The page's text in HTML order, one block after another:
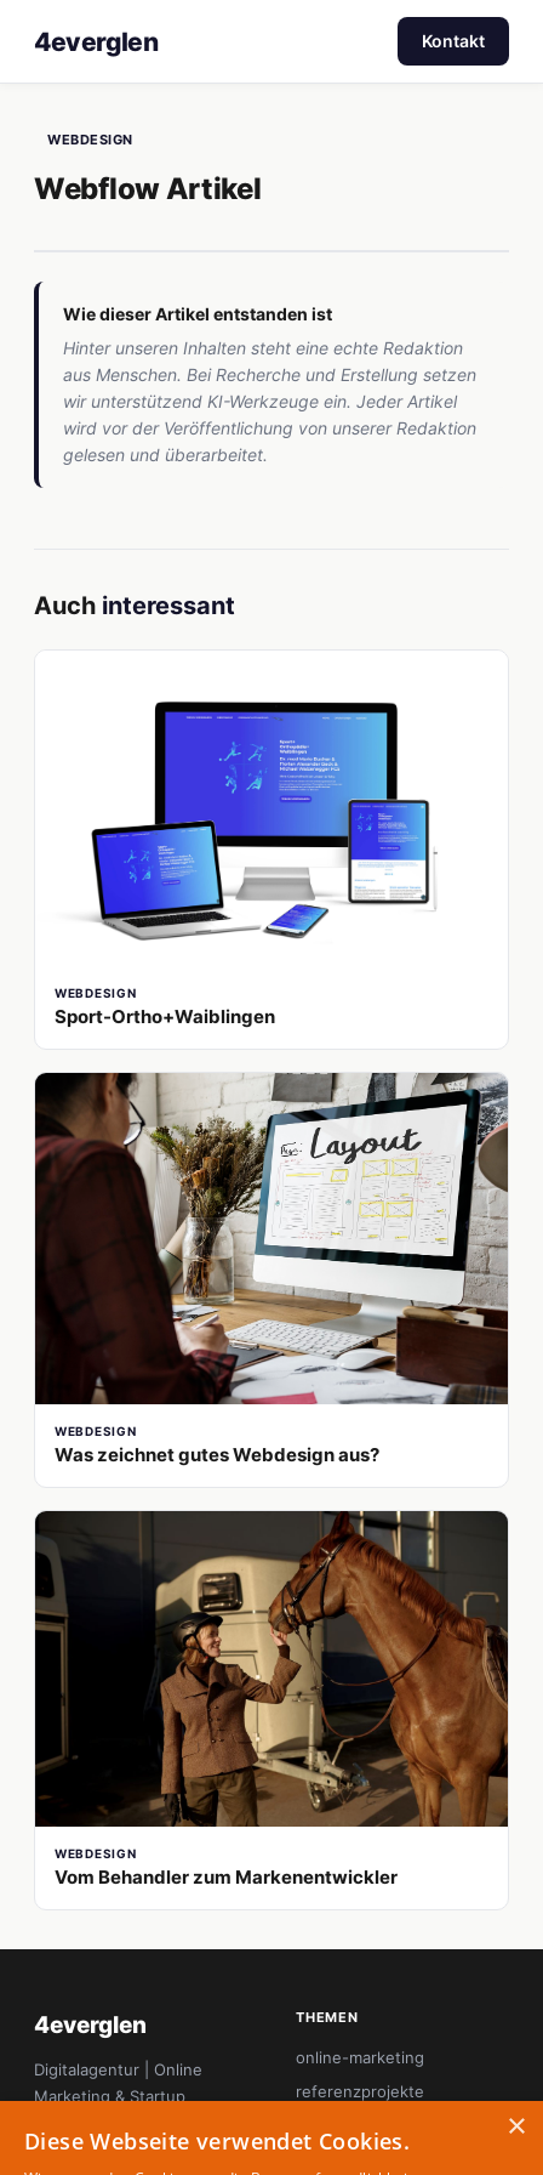
4everglen Kontakt
WEBDESIGN
Webflow Artikel
Wie dieser Artikel entstanden ist
Hinter unseren Inhalten steht eine echte Redaktion
aus Menschen. Bei Recherche und Erstellung setzen
wir unterstützend KI-Werkzeuge ein. Jeder Artikel
wird vor der Veröffentlichung von unserer Redaktion
gelesen und überarbeitet.
Auch interessant
WEBDESIGN
Sport-Ortho+Waiblingen
WEBDESIGN
Was zeichnet gutes Webdesign aus?
WEBDESIGN
Vom Behandler zum Markenentwickler
4everglen
Digitalagentur | Online
Marketing & Startup
THEMEN
online-marketing
referenzprojekte
×
Diese Webseite verwendet Cookies.